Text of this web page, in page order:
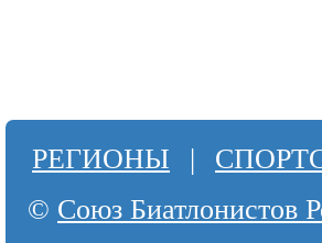
РЕГИОНЫ |
© Союз Биатлонистов